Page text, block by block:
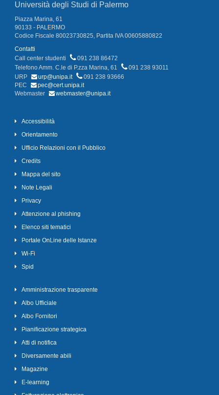
Università degli Studi di Palermo
Piazza Marina, 61
90133 - PALERMO
Codice Fiscale 80023730825, Partita IVA 00605880822
Contatti
Call center studenti
091 238 86472
Telefono Amm. C.le di P.zza Marina, 61
091 238 93011
URP
urp@unipa.it
091 238 93666
PEC
pec@cert.unipa.it
Webmaster
webmaster@unipa.it
Accessibilità
Orientamento
Ufficio Relazioni con il Pubblico
Credits
Mappa del sito
Note Legali
Privacy
Attenzione al phishing
Elenco siti tematici
Portale OnLine delle Istanze
Wi-Fi
Spid
Amministrazione trasparente
Albo Ufficiale
Albo Fornitori
Pianificazione strategica
Atti di notifica
Diversamente abili
Magazine
E-learning